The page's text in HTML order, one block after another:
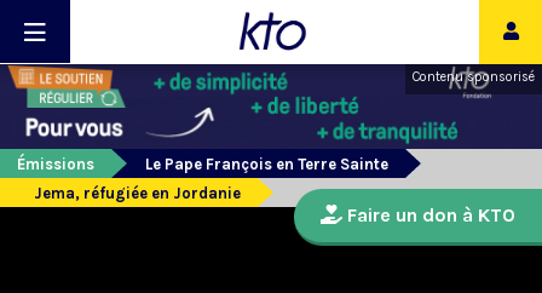
Contenu sponsorisé
Émissions
Le Pape François en Terre Sainte
Jema, réfugiée en Jordanie
Faire un don à KTO